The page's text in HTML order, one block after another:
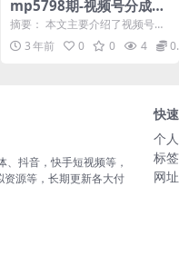
mp5798期-视频号分成计
划，独家·破收益玩法，日
入3000不是梦【揭秘】
摘要： 本文主要介绍了视频号分
成计划，这是一项新的收益项
目，通过持续剪辑并发布视...
3 年前 0 0 4
抖音，快手短视频等，
源等，长期更新各大付
快
个
标
网